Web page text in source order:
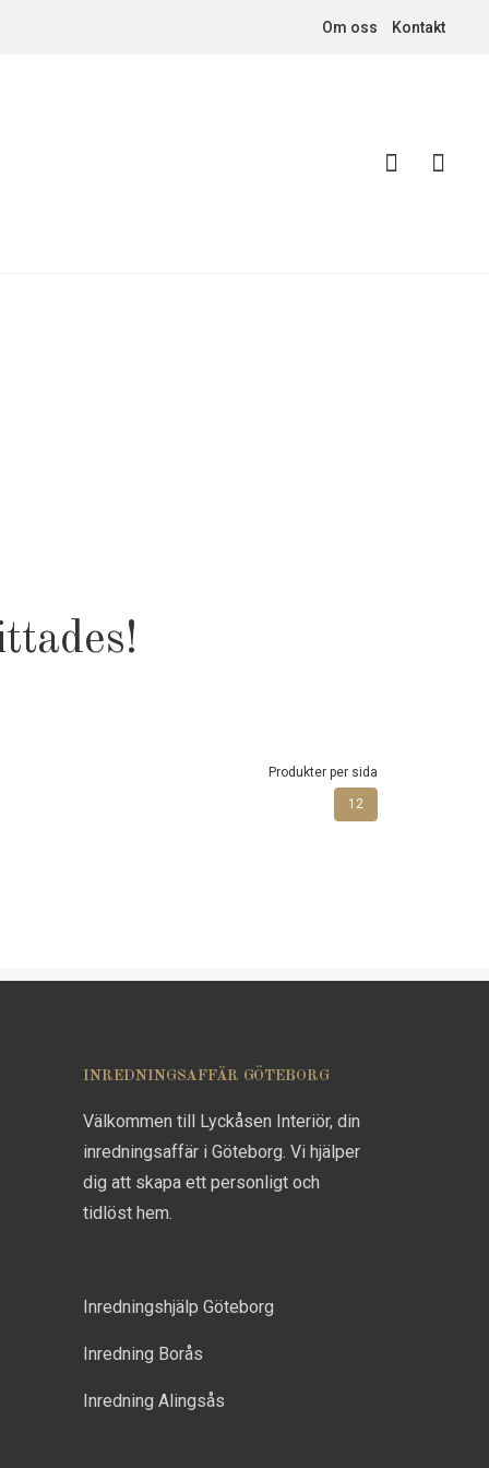
Om oss Kontakt
Produkter per sida
12
INREDNINGSAFFÄR GÖTEBORG
Välkommen till Lyckåsen Interiör, din
inredningsaffär i Göteborg. Vi hjälper
dig att skapa ett personligt och
tidlöst hem.
Inredningshjälp Göteborg
Inredning Borås
Inredning Alingsås